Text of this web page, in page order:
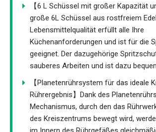
【6 L Schüssel mit großer Kapazität
große 6L Schüssel aus rostfreiem
Lebensmittelqualität erfüllt alle Ihre
Küchenanforderungen und ist für die
geeignet. Der dazugehörige
sauberes Arbeiten und ist dazu
【Planetenrührsystem für das ideale
Rührergebnis】Dank des
Mechanismus, durch den das
des Kreiszentrums bewegt wird,